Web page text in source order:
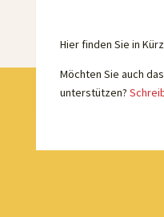
Hier finden Sie in
Möchten Sie auch
unterstützen?